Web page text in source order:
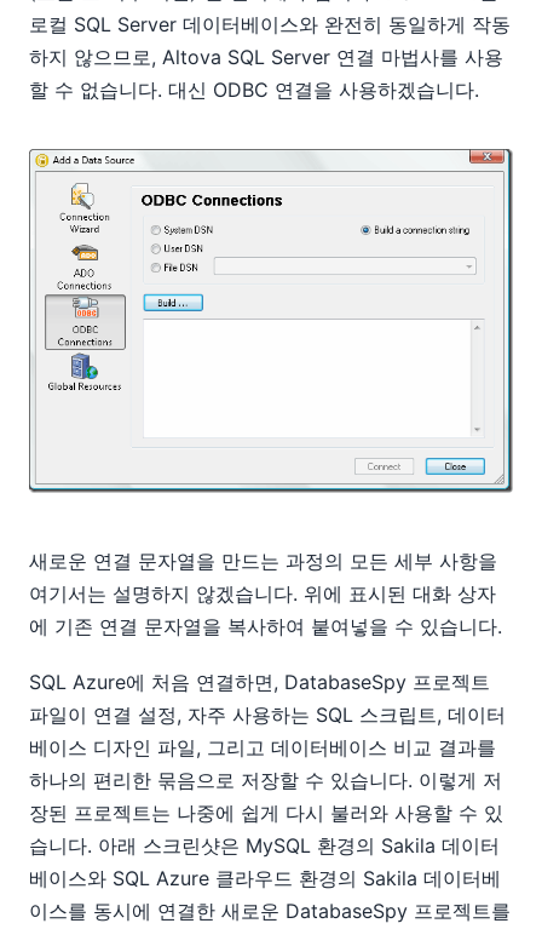
로컬 SQL Server 데이터베이스와 완전히 동일하게 작동
하지 않으므로, Altova SQL Server 연결 마법사를 사용
할 수 없습니다. 대신 ODBC 연결을 사용하겠습니다.
새로운 연결 문자열을 만드는 과정의 모든 세부 사항을
여기서는 설명하지 않겠습니다. 위에 표시된 대화 상자
에 기존 연결 문자열을 복사하여 붙여넣을 수 있습니다.
SQL Azure에 처음 연결하면, DatabaseSpy 프로젝트
파일이 연결 설정, 자주 사용하는 SQL 스크립트, 데이터
베이스 디자인 파일, 그리고 데이터베이스 비교 결과를
하나의 편리한 묶음으로 저장할 수 있습니다. 이렇게 저
장된 프로젝트는 나중에 쉽게 다시 불러와 사용할 수 있
습니다. 아래 스크린샷은 MySQL 환경의 Sakila 데이터
베이스와 SQL Azure 클라우드 환경의 Sakila 데이터베
이스를 동시에 연결한 새로운 DatabaseSpy 프로젝트를